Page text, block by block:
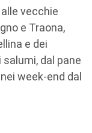
vecchie
e Traona,
e dei
dal pane
week-end dal